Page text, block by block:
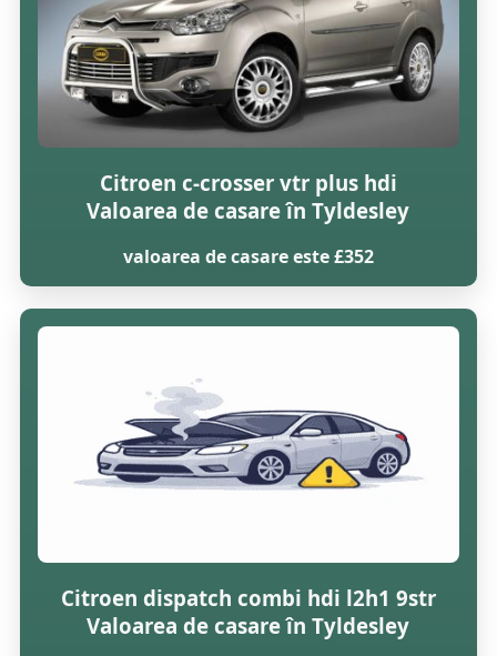
Citroen c-crosser vtr plus hdi
Valoarea de casare în Tyldesley
valoarea de casare este £352
Citroen dispatch combi hdi l2h1 9str
Valoarea de casare în Tyldesley